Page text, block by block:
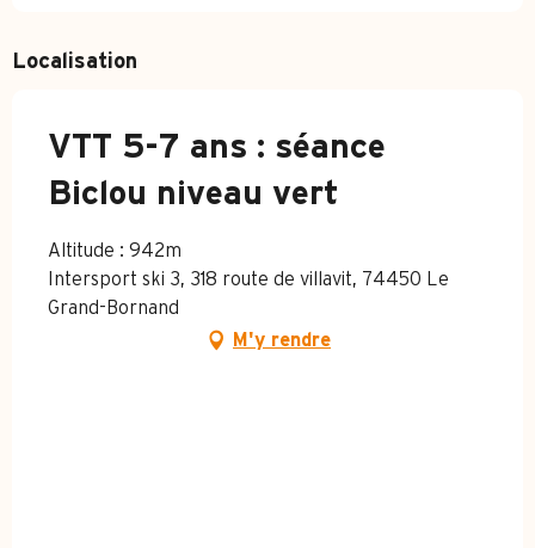
Localisation
VTT 5-7 ans : séance
Biclou niveau vert
Altitude : 942m
Intersport ski 3, 318 route de villavit, 74450 Le
Grand-Bornand
M'y rendre